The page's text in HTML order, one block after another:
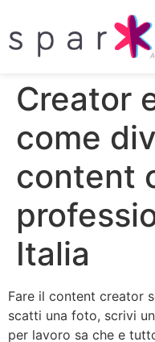
Creator
come
content
Italia
Fare il content creator
scatti una foto, scrivi
per lavoro sa che e